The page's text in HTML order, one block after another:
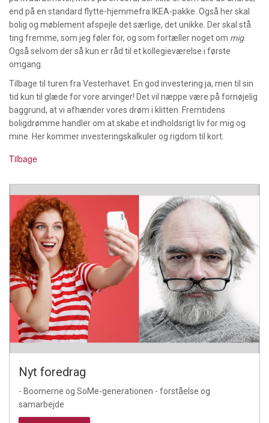
end på en standard flytte-hjemmefra IKEA-pakke. Også her skal
bolig og møblement afspejle det særlige, det unikke. Der skal stå
ting fremme, som jeg føler for, og som fortæller noget om mig.
Også selvom der så kun er råd til et kollegieværelse i første
omgang.
Tilbage til turen fra Vesterhavet. En god investering ja, men til sin
tid kun til glæde for vore arvinger! Det vil næppe være på fornøjelig
baggrund, at vi afhænder vores drøm i klitten. Fremtidens
boligdrømme handler om at skabe et indholdsrigt liv for mig og
mine. Her kommer investeringskalkuler og rigdom til kort.
Tilbage
Nyt foredrag
- Boomerne og SoMe-generationen - forståelse og
samarbejde